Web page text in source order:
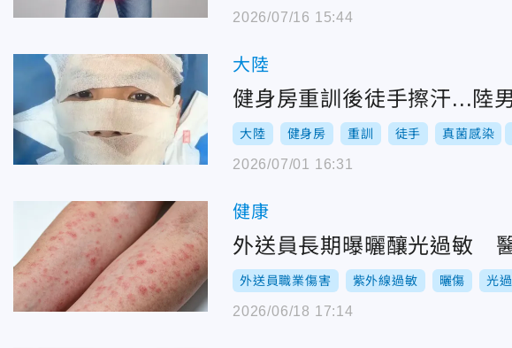
2026/07/16 15:44
大陸
健身房重訓後徒手擦汗...陸
大陸 健身房 重訓 徒手 真菌感染
2026/07/01 16:31
健康
外送員長期曝曬釀光過敏
外送員職業傷害 紫外線過敏 曬傷 光
2026/06/18 17:14